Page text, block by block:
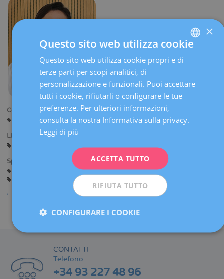
Centri:
Barcellona
Lingue:
Specialità:
Consulenza prima della Gravidanza
Gravidanza e Parto
Ginecologia Generale
CONTATTI
Telefono:
+34 93 227 48 96
SPANISH
DEUTSCH
×
Questo sito web utilizza cookie
Questo sito web utilizza cookie propri e di
terze parti per scopi analitici, di
personalizzazione e funzionali. Puoi accettare
tutti i cookie, rifiutarli o configurare le tue
preferenze. Per ulteriori informazioni,
consulta la nostra Informativa sulla privacy.
Leggi di più
ACCETTA TUTTO
RIFIUTA TUTTO
CONFIGURARE I COOKIE